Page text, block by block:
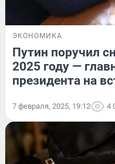
ЭКОНОМИКА
Путин поручил
2025 году —
президента на
7 февраля, 2025, 19:12 4